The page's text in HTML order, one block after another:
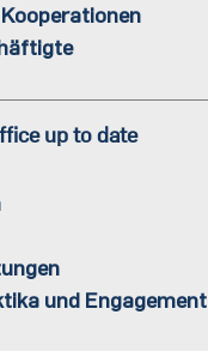
up to date
und Engagement